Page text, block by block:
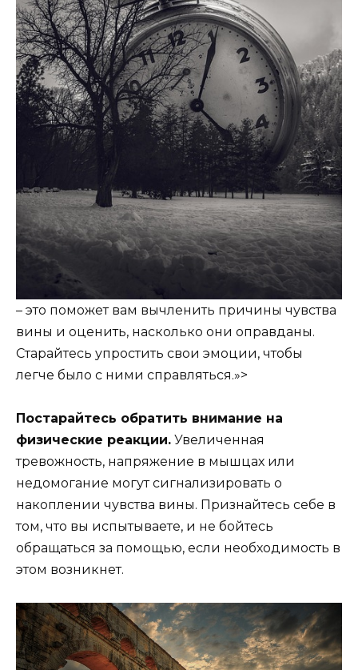
– это поможет вам вычленить причины чувства
вины и оценить, насколько они оправданы.
Старайтесь упростить свои эмоции, чтобы
легче было с ними справляться.»>
Постарайтесь обратить внимание на
физические реакции. Увеличенная
тревожность, напряжение в мышцах или
недомогание могут сигнализировать о
накоплении чувства вины. Признайтесь себе в
том, что вы испытываете, и не бойтесь
обращаться за помощью, если необходимость в
этом возникнет.